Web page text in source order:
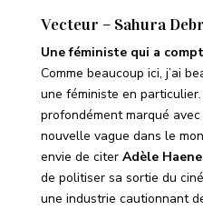
Vecteur – Sahura
Une féministe qui a
Comme beaucoup ici, j’ai
une féministe en particulier.
profondément marqué
nouvelle vague dans le
envie de citer Adèle
de politiser sa sortie du
une industrie cautionnant